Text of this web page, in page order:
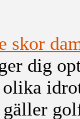
skor
dig